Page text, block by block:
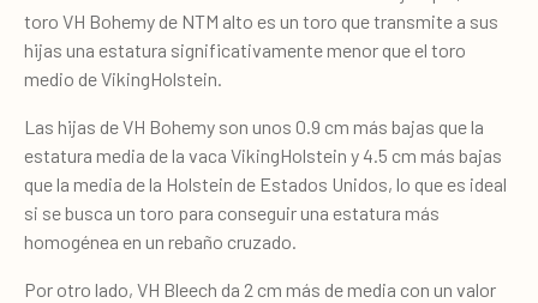
toro VH Bohemy de NTM alto es un toro que transmite a sus
hijas una estatura significativamente menor que el toro
medio de VikingHolstein.
Las hijas de VH Bohemy son unos 0.9 cm más bajas que la
estatura media de la vaca VikingHolstein y 4.5 cm más bajas
que la media de la Holstein de Estados Unidos, lo que es ideal
si se busca un toro para conseguir una estatura más
homogénea en un rebaño cruzado.
Por otro lado, VH Bleech da 2 cm más de media con un valor